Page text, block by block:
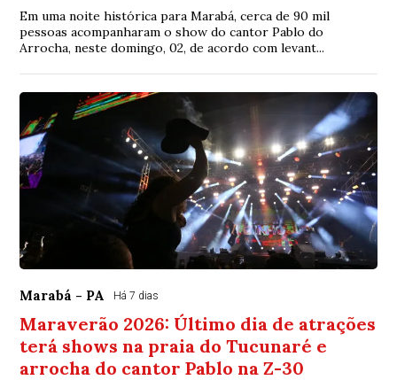
Em uma noite histórica para Marabá, cerca de 90 mil
pessoas acompanharam o show do cantor Pablo do
Arrocha, neste domingo, 02, de acordo com levant...
Marabá - PA Há 7 dias
Maraverão 2026: Último dia de atrações
terá shows na praia do Tucunaré e
arrocha do cantor Pablo na Z-30